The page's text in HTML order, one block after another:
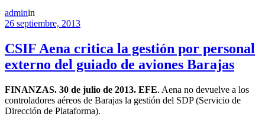
adminin
26 septiembre, 2013
CSIF Aena critica la gestión por personal
externo del guiado de aviones Barajas
FINANZAS. 30 de julio de 2013. EFE. Aena no devuelve a los
controladores aéreos de Barajas la gestión del SDP (Servicio de
Dirección de Plataforma).